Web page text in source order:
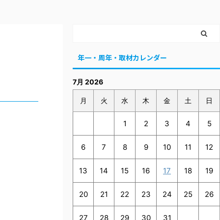
年一・周年・取材カレンダー
7月 2026
月 火 水 木 金 土 日
1 2 3 4 5
6 7 8 9 10 11 12
13 14 15 16 17 18 19
20 21 22 23 24 25 26
27 28 29 30 31